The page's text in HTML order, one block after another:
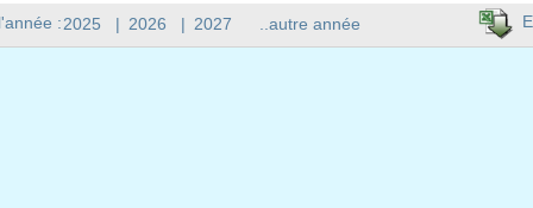
:2025 | 2026 | 2027 ..autre année